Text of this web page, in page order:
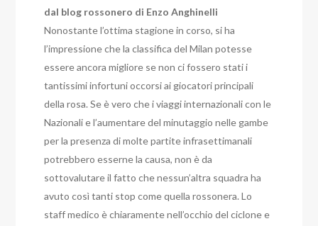
dal blog rossonero di Enzo Anghinelli
Nonostante l’ottima stagione in corso, si ha
l’impressione che la classifica del Milan potesse
essere ancora migliore se non ci fossero stati i
tantissimi infortuni occorsi ai giocatori principali
della rosa. Se è vero che i viaggi internazionali con le
Nazionali e l’aumentare del minutaggio nelle gambe
per la presenza di molte partite infrasettimanali
potrebbero esserne la causa, non è da
sottovalutare il fatto che nessun’altra squadra ha
avuto così tanti stop come quella rossonera. Lo
staff medico è chiaramente nell’occhio del ciclone e